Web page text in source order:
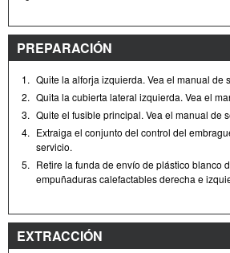
PREPARACIÓN
1. Quite la alforja izquierda. Vea el manual de
2. Quita la cubierta lateral izquierda. Vea el
3. Quite el fusible principal. Vea el manual de
4. Extraiga el conjunto del control del
servicio.
5. Retire la funda de envío de plástico blanco
empuñaduras calefactables derecha e
EXTRACCIÓN